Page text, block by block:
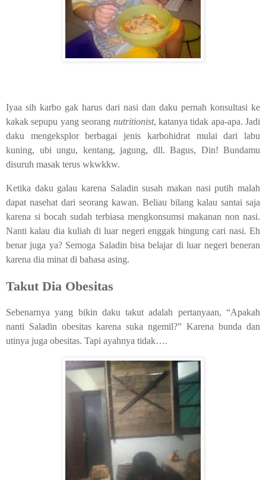
Iyaa sih karbo gak harus dari nasi dan daku pernah konsultasi ke
kakak sepupu yang seorang nutritionist, katanya tidak apa-apa. Jadi
daku mengeksplor berbagai jenis karbohidrat mulai dari labu
kuning, ubi ungu, kentang, jagung, dll. Bagus, Din! Bundamu
disuruh masak terus wkwkkw.
Ketika daku galau karena Saladin susah makan nasi putih malah
dapat nasehat dari seorang kawan. Beliau bilang kalau santai saja
karena si bocah sudah terbiasa mengkonsumsi makanan non nasi.
Nanti kalau dia kuliah di luar negeri enggak bingung cari nasi. Eh
benar juga ya? Semoga Saladin bisa belajar di luar negeri beneran
karena dia minat di bahasa asing.
Takut Dia Obesitas
Sebenarnya yang bikin daku takut adalah pertanyaan, “Apakah
nanti Saladin obesitas karena suka ngemil?” Karena bunda dan
utinya juga obesitas. Tapi ayahnya tidak….